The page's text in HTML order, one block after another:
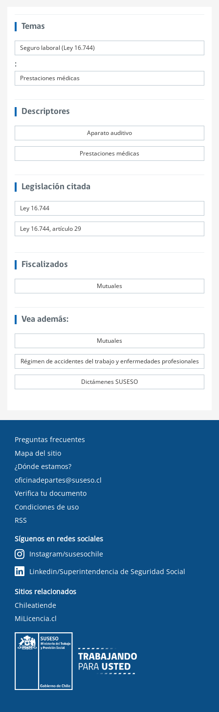
Temas
Seguro laboral (Ley 16.744)
:
Prestaciones médicas
Descriptores
Aparato auditivo
Prestaciones médicas
Legislación citada
Ley 16.744
Ley 16.744, artículo 29
Fiscalizados
Mutuales
Vea además:
Mutuales
Régimen de accidentes del trabajo y enfermedades profesionales
Dictámenes SUSESO
Preguntas frecuentes
Mapa del sitio
¿Dónde estamos?
oficinadepartes@suseso.cl
Verifica tu documento
Condiciones de uso
RSS
Síguenos en redes sociales
Instagram/susesochile
Linkedin/Superintendencia de Seguridad Social
Sitios relacionados
Chileatiende
MiLicencia.cl